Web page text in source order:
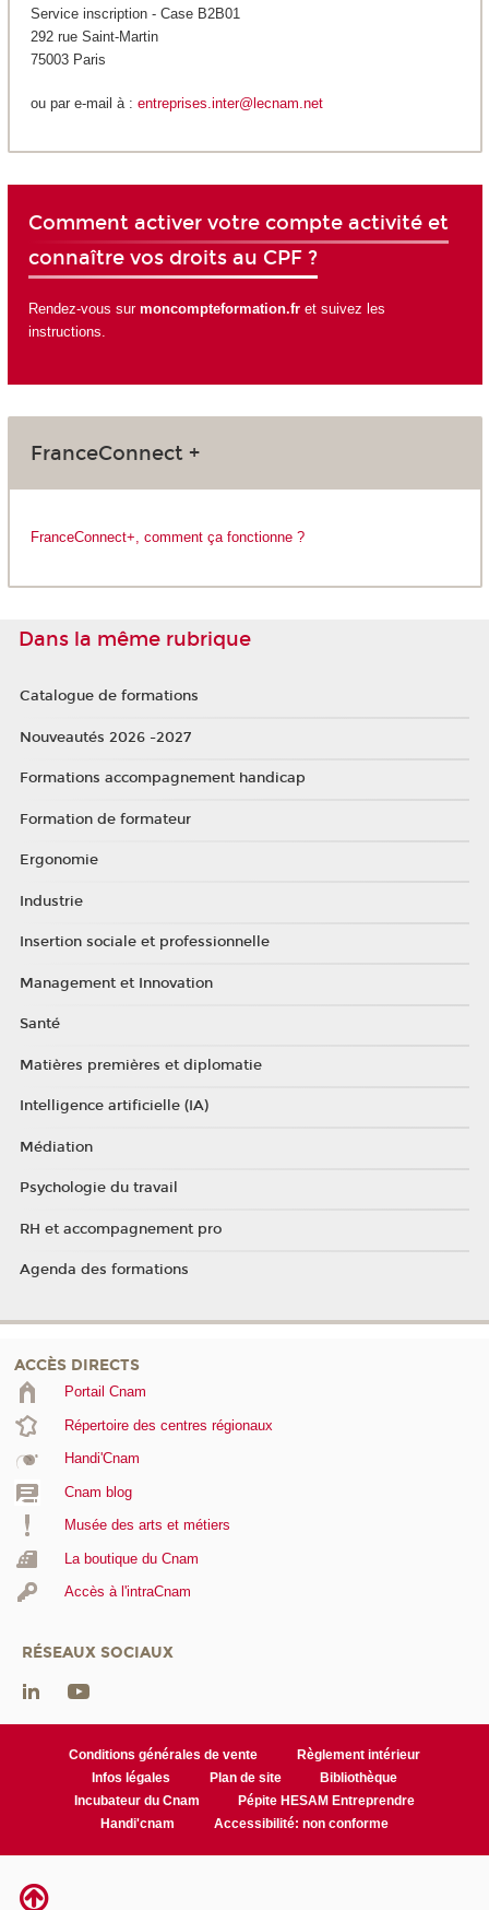
Service inscription - Case B2B01
292 rue Saint-Martin
75003 Paris
ou par e-mail à : entreprises.inter@lecnam.net
Comment activer votre compte activité et
connaître vos droits au CPF ?
Rendez-vous sur moncompteformation.fret suivez les
instructions.
FranceConnect +
FranceConnect+, comment ça fonctionne ?
Dans la même rubrique
Catalogue de formations
Nouveautés 2026 -2027
Formations accompagnement handicap
Formation de formateur
Ergonomie
Industrie
Insertion sociale et professionnelle
Management et Innovation
Santé
Matières premières et diplomatie
Intelligence artificielle (IA)
Médiation
Psychologie du travail
RH et accompagnement pro
Agenda des formations
ACCÈS DIRECTS
Portail Cnam
Répertoire des centres régionaux
Handi'Cnam
Cnam blog
Musée des arts et métiers
La boutique du Cnam
Accès à l'intraCnam
RÉSEAUX SOCIAUX
Conditions générales de vente
Règlement intérieur
Infos légales
Plan de site
Bibliothèque
Incubateur du Cnam
Pépite HESAM Entreprendre
Handi'cnam
Accessibilité: non conforme